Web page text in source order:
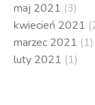
maj 2021 (3)
kwiecień 2021
marzec 2021 (1)
luty 2021 (1)